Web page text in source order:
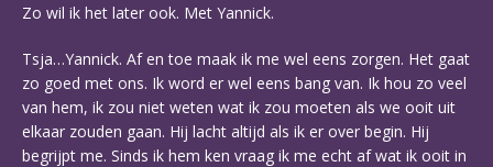
Zo wil ik het later ook. Met Yannick.
Tsja…Yannick. Af en toe maak ik me wel eens zorgen. Het gaat
zo goed met ons. Ik word er wel eens bang van. Ik hou zo veel
van hem, ik zou niet weten wat ik zou moeten als we ooit uit
elkaar zouden gaan. Hij lacht altijd als ik er over begin. Hij
begrijpt me. Sinds ik hem ken vraag ik me echt af wat ik ooit in